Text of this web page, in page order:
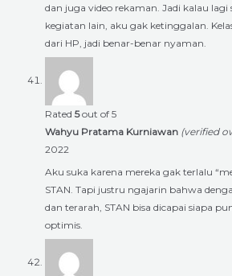
dan juga video rekaman. Jadi kalau lagi
kegiatan lain, aku gak ketinggalan.
dari HP, jadi benar-benar nyaman.
Rated 5out of 5
Wahyu Pratama Kurniawan (verified
2022
Aku suka karena mereka gak terlalu
STAN. Tapi justru ngajarin bahwa
dan terarah, STAN bisa dicapai siapa
optimis.